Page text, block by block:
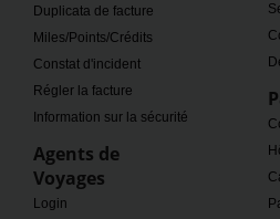
Duplicata de facture
Miles/Points/Crédits
Constat d'incident
Régler la facture
Information sur la sécurité
Agents de
Voyages
Login